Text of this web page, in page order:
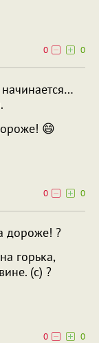
0
0
😄
0
0
дороже! ?
горька,
(с) ?
0
0